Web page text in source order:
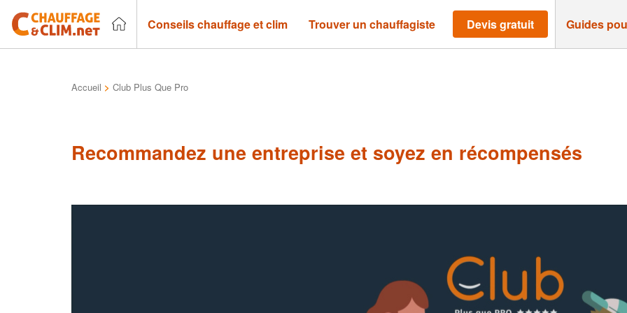
Conseils chauffage et clim Trouver un chauffagiste Devis gratuit Guides
Accueil > Club Plus Que Pro
Recommandez une entreprise et soyez en récompensés